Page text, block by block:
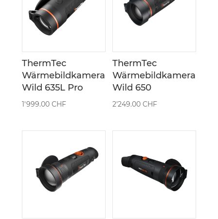
ThermTec
Wärmebildkamera
Wild 635L Pro
1'999.00 CHF
ThermTec
Wärmebildkamera
Wild 650
2'249.00CHF